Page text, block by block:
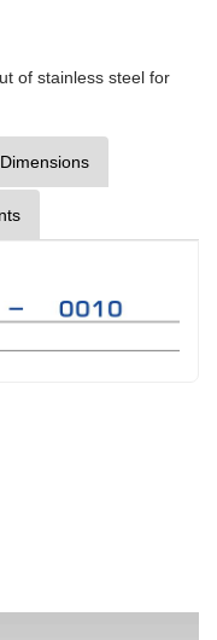
of stainless steel for
Dimensions